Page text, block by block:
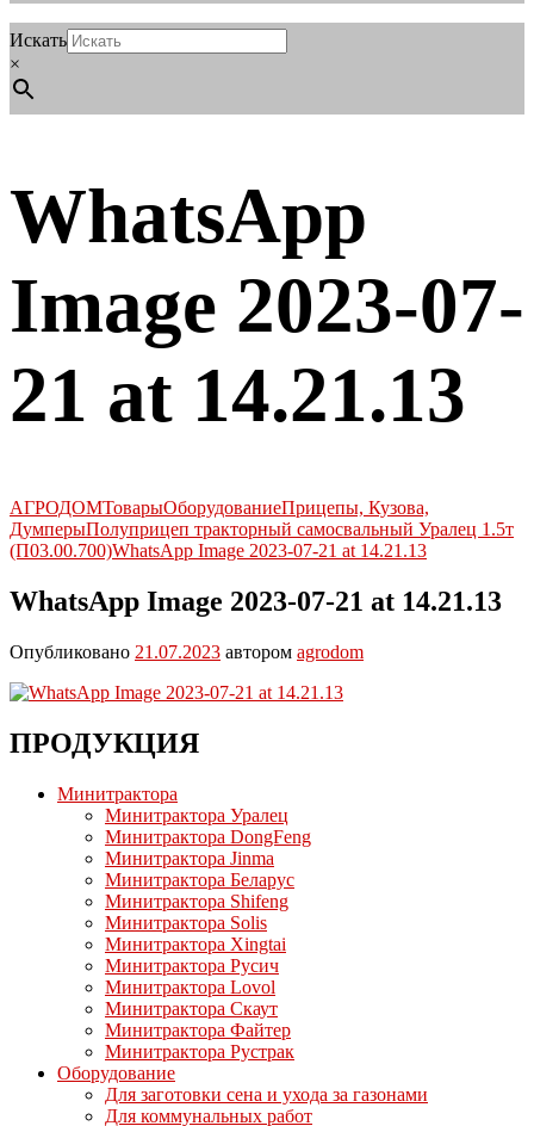
Искать
×
WhatsApp
Image 2023-07-
21 at 14.21.13
АГРОДОМТоварыОборудованиеПрицепы, Кузова,
ДумперыПолуприцеп тракторный самосвальный Уралец 1.5т
(П03.00.700)WhatsApp Image 2023-07-21 at 14.21.13
WhatsApp Image 2023-07-21 at 14.21.13
Опубликовано 21.07.2023 автором agrodom
ПРОДУКЦИЯ
Минитрактора
Минитрактора Уралец
Минитрактора DongFeng
Минитрактора Jinma
Минитрактора Беларус
Минитрактора Shifeng
Минитрактора Solis
Минитрактора Xingtai
Минитрактора Русич
Минитрактора Lovol
Минитрактора Скаут
Минитрактора Файтер
Минитрактора Рустрак
Оборудование
Для заготовки сена и ухода за газонами
Для коммунальных работ